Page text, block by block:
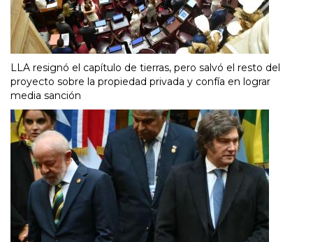
LLA resignó el capítulo de tierras, pero salvó el resto del
proyecto sobre la propiedad privada y confía en lograr
media sanción